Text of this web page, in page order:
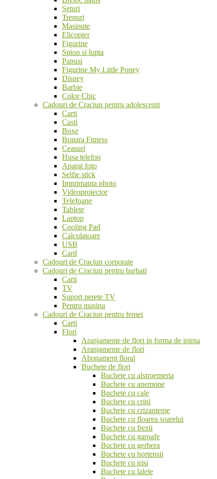
Seturi
Trenuri
Masinute
Elicopter
Figurine
Spion si lupta
Papusi
Figurine My Little Poney
Disney
Barbie
Color Chic
Cadouri de Craciun pentru adolescenti
Carti
Casti
Boxe
Bratara Fitness
Ceasuri
Husa telefon
Aparat foto
Selfie stick
Imprimanta photo
Videoproiector
Telefoane
Tablete
Laptop
Cooling Pad
Calculatoare
USB
Card
Cadouri de Craciun corporate
Cadouri de Craciun pentru barbati
Carti
TV
Suport perete TV
Pentru masina
Cadouri de Craciun pentru femei
Carti
Flori
Aranjamente de flori in forma de inima
Aranjamente de flori
Abonament floral
Buchete de flori
Buchete cu alstroemeria
Buchete cu anemone
Buchete cu cale
Buchete cu crini
Buchete cu crizanteme
Buchete cu floarea soarelui
Buchete cu frezii
Buchete cu garoafe
Buchete cu gerbera
Buchete cu hortensii
Buchete cu irisi
Buchete cu lalele